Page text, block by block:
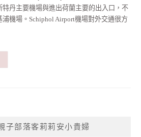
丹主要機場與進出荷蘭主要的出入口，不
機場。Schiphol Airport機場對外交通很方
子部落客莉莉安小貴婦